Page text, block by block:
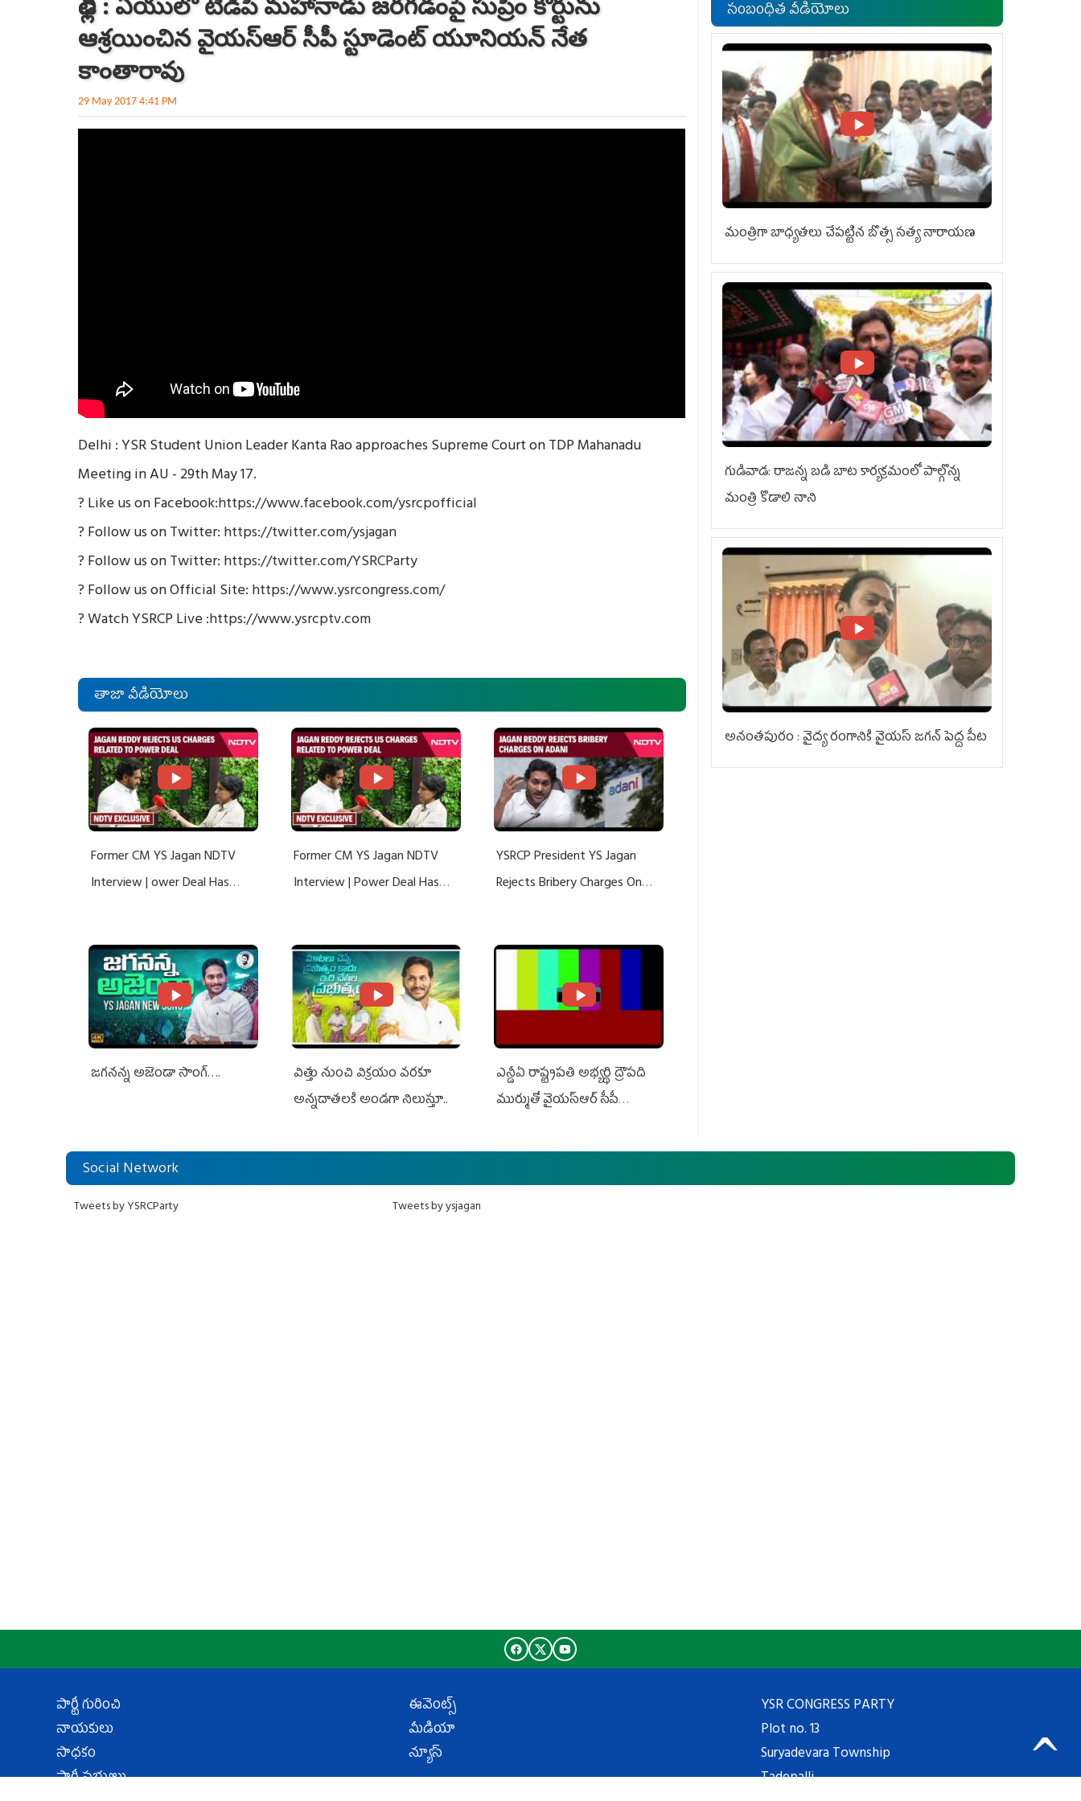
ఢిల్లీ : ఏయులో టిడిపి మహానాడు జరగడంపై సుప్రీం కోర్టును
ఆశ్రయించిన వైయస్ఆర్ సీపీ స్టూడెంట్ యూనియన్ నేత
కాంతారావు
29 May 2017 4:41 PM
Delhi : YSR Student Union Leader Kanta Rao approaches Supreme Court on TDP Mahanadu
Meeting in AU - 29th May 17.
? Like us on Facebook:https://www.facebook.com/ysrcpofficial
? Follow us on Twitter:https://twitter.com/ysjagan
? Follow us on Twitter:https://twitter.com/YSRCParty
? Follow us on Official Site:https://www.ysrcongress.com/
? Watch YSRCP Live :https://www.ysrcptv.com
తాజా వీడియోలు
Former CM YS Jagan NDTV
Interview | ower Deal Has
Former CM YS Jagan NDTV
Interview | Power Deal Has
YSRCP President YS Jagan
Rejects Bribery Charges On
జగనన్న అజెండా సాంగ్….
విత్తు నుంచి విక్రయం వరకూ
అన్నదాతలకి అండగా నిలుస్తూ..
ఎన్డీఏ రాష్ట్ర‌ప‌తి అభ్య‌ర్థి ద్రౌప‌ది
ముర్ముతో వైయ‌స్ఆర్ సీపీ
ఎమ్మెల్యేలు, ఎంపీల స‌మావేశం
సంబంధిత వీడియోలు
మంత్రిగా బాధ్యతలు చేపట్టిన బొత్స సత్య నారాయణ
గుడివాడ: రాజన్న బడి బాట కార్యక్రమంలో పాల్గొన్న
మంత్రి కొడాలి నాని
అనంతపురం : వైద్య రంగానికి వైయ‌స్ జ‌గ‌న్ పెద్ద పీట
Social Network
Tweets by YSRCParty Tweets by ysjagan
పార్టీ గురించి
నాయకులు
సాధకం
పార్టీ సభ్యులు
ఈవెంట్స్
మీడియా
న్యూస్
YSR CONGRESS PARTY
Plot no. 13
Suryadevara Township
Tadepalli